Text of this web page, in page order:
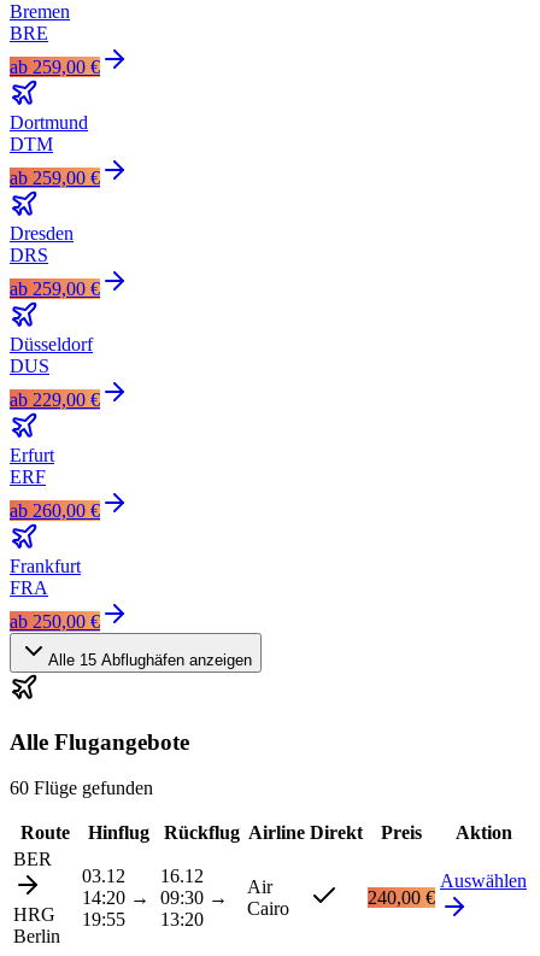
Bremen
BRE
ab 259,00 €
Dortmund
DTM
ab 259,00 €
Dresden
DRS
ab 259,00 €
Düsseldorf
DUS
ab 229,00 €
Erfurt
ERF
ab 260,00 €
Frankfurt
FRA
ab 250,00 €
Alle 15 Abflughäfen anzeigen
Alle Flugangebote
60 Flüge gefunden
Route Hinflug Rückflug Airline Direkt Preis
Aktion
BER
HRG
Berlin
03.12
14:20 →
19:55
16.12
09:30 →
13:20
Air
Cairo
240,00 €
Auswählen